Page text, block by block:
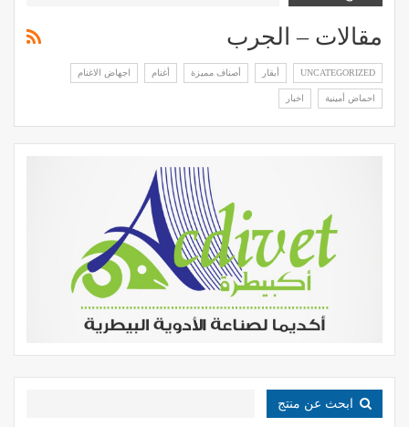
مقالات – الجرب
UNCATEGORIZED أبقار أصناف مميزة أغنام اجهاض الاغنام
احماض أمينية اخبار
ابحث عن منتج